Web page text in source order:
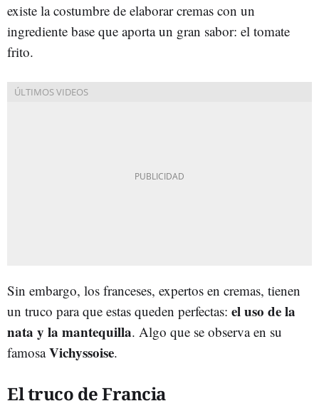
existe la costumbre de elaborar cremas con un
ingrediente base que aporta un gran sabor: el tomate
frito.
Sin embargo, los franceses, expertos en cremas, tienen
un truco para que estas queden perfectas: el uso de la
nata y la mantequilla. Algo que se observa en su
famosaVichyssoise.
El truco de Francia